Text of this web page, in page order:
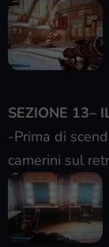
SEZIONE 13–
-Prima di
camerini sul